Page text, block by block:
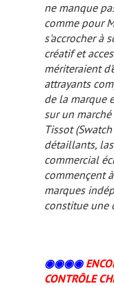
ne manque
comme pour
s'accrocher à
créatif et
mériteraient
attrayants
de la marque
sur un
Tissot
détaillants,
commercial
commençent
marques
constitue une
◉◉◉◉
CONTRÔLE